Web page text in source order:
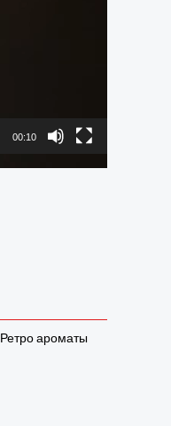
00:10
Ретро ароматы